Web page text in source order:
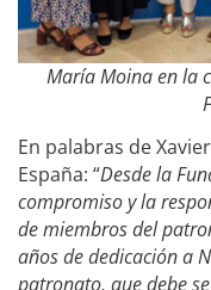
María Moina en la
En palabras de
España: “Desde la
compromiso y la
de miembros del
años de dedicación a
patronato, que debe